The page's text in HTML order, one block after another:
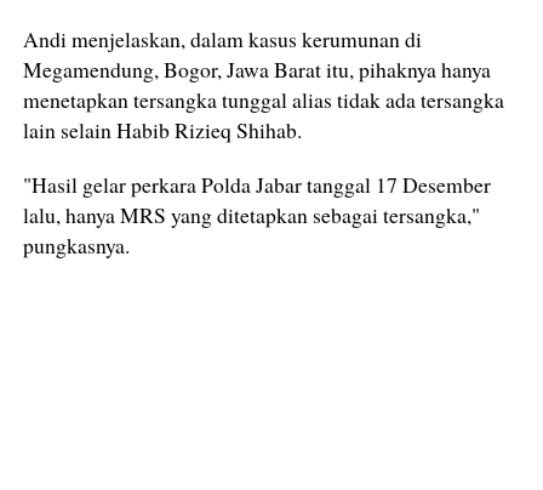
Andi menjelaskan, dalam kasus kerumunan di
Megamendung, Bogor, Jawa Barat itu, pihaknya hanya
menetapkan tersangka tunggal alias tidak ada tersangka
lain selain Habib Rizieq Shihab.
"Hasil gelar perkara Polda Jabar tanggal 17 Desember
lalu, hanya MRS yang ditetapkan sebagai tersangka,"
pungkasnya.